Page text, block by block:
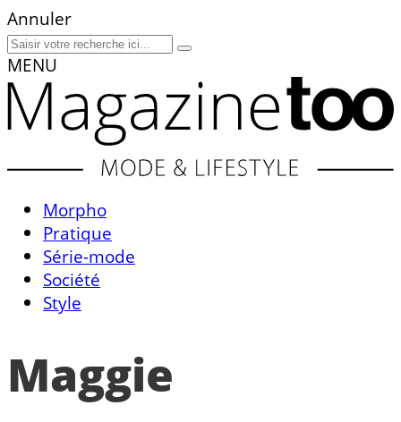
Annuler
MENU
Morpho
Pratique
Série-mode
Société
Style
Maggie